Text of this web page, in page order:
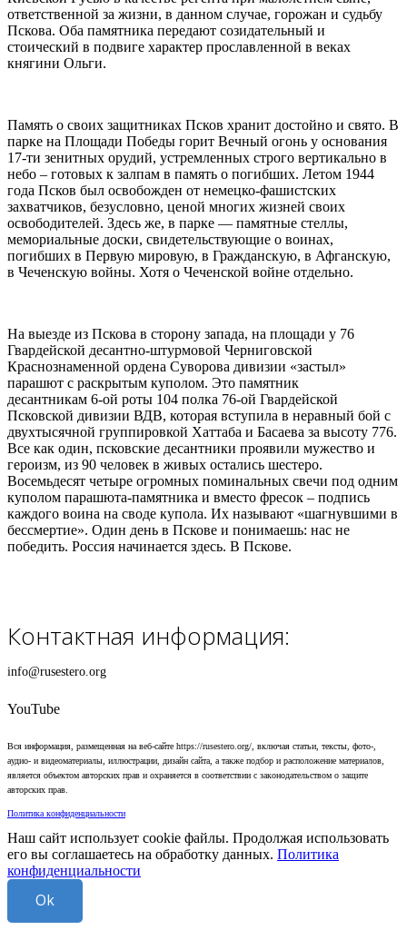
ответственной за жизни, в данном случае, горожан и судьбу
Пскова. Оба памятника передают созидательный и
стоический в подвиге характер прославленной в веках
княгини Ольги.
Память о своих защитниках Псков хранит достойно и свято. В
парке на Площади Победы горит Вечный огонь у основания
17-ти зенитных орудий, устремленных строго вертикально в
небо – готовых к залпам в память о погибших. Летом 1944
года Псков был освобожден от немецко-фашистских
захватчиков, безусловно, ценой многих жизней своих
освободителей. Здесь же, в парке — памятные стеллы,
мемориальные доски, свидетельствующие о воинах,
погибших в Первую мировую, в Гражданскую, в Афганскую,
в Чеченскую войны. Хотя о Чеченской войне отдельно.
На выезде из Пскова в сторону запада, на площади у 76
Гвардейской десантно-штурмовой Черниговской
Краснознаменной ордена Суворова дивизии «застыл»
парашют с раскрытым куполом. Это памятник
десантникам 6-ой роты 104 полка 76-ой Гвардейской
Псковской дивизии ВДВ, которая вступила в неравный бой с
двухтысячной группировкой Хаттаба и Басаева за высоту 776.
Все как один, псковские десантники проявили мужество и
героизм, из 90 человек в живых остались шестеро.
Восемьдесят четыре огромных поминальных свечи под одним
куполом парашюта-памятника и вместо фресок – подпись
каждого воина на своде купола. Их называют «шагнувшими в
бессмертие». Один день в Пскове и понимаешь: нас не
победить. Россия начинается здесь. В Пскове.
Контактная информация:
info@rusestero.org
YouTube
Вся информация, размещенная на веб-сайте https://rusestero.org/, включая статьи, тексты, фото-,
аудио- и видеоматериалы, иллюстрации, дизайн сайта, а также подбор и расположение материалов,
является объектом авторских прав и охраняется в соответствии с законодательством о защите
авторских прав.
Политика конфиденциальности
Наш сайт использует cookie файлы. Продолжая использовать
его вы соглашаетесь на обработку данных. Политика
конфиденциальности
Ok